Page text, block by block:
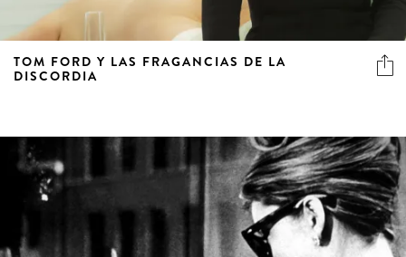
TOM FORD Y LAS FRAGANCIAS DE LA
DISCORDIA